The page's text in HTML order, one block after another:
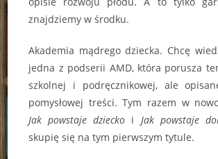
znajdziemy w środku.
Akademia mądrego dziecka. Chcę
jedna z podserii AMD, która porusza
szkolnej i podręcznikowej, ale
pomysłowej treści. Tym razem w
Jak powstaje dziecko i Jak powstaje
skupię się na tym pierwszym tytule.